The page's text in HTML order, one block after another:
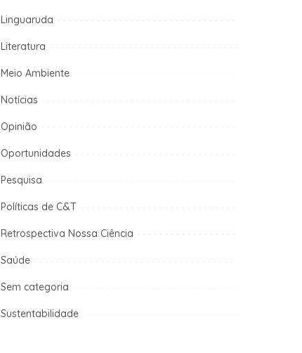
Linguaruda
Literatura
Meio Ambiente
Notícias
Opinião
Oportunidades
Pesquisa
Políticas de C&T
Retrospectiva Nossa Ciência
Saúde
Sem categoria
Sustentabilidade